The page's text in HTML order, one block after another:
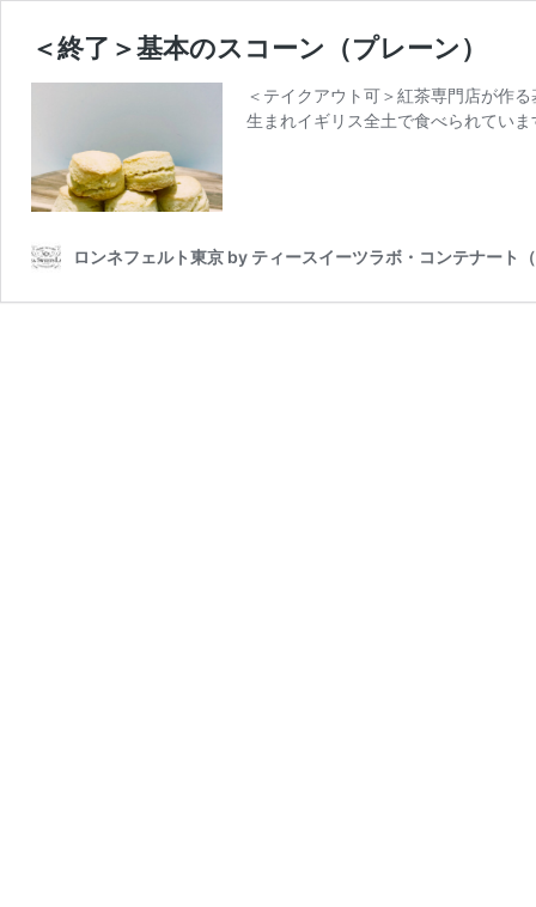
＜終了＞基本のスコーン（プレーン）
＜テイクアウト可＞紅茶専門店が作
生まれイギリス全土で食べられてい
ロンネフェルト東京 by ティースイーツラボ・コンテナート